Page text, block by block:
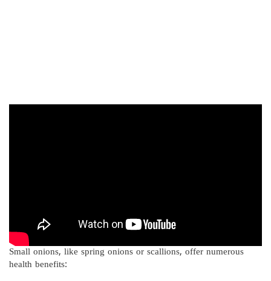
Small onions, like spring onions or scallions, offer numerous
health benefits: